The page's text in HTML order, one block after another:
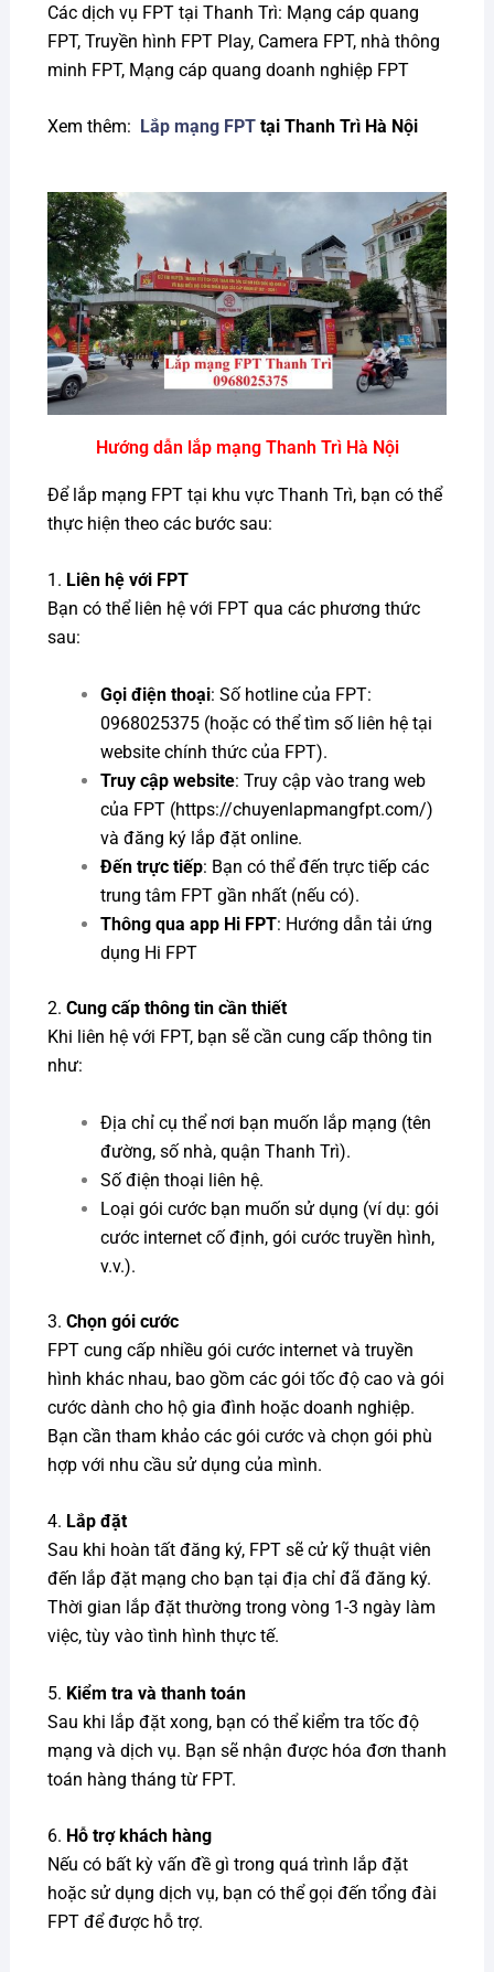
Các dịch vụ FPT tại Thanh Trì: Mạng cáp quang
FPT, Truyền hình FPT Play, Camera FPT, nhà thông
minh FPT, Mạng cáp quang doanh nghiệp FPT
Xem thêm: Lắp mạng FPTtại Thanh Trì Hà Nội
Hướng dẫn lắp mạng Thanh Trì Hà Nội
Để lắp mạng FPT tại khu vực Thanh Trì, bạn có thể
thực hiện theo các bước sau:
1. Liên hệ với FPT
Bạn có thể liên hệ với FPT qua các phương thức
sau:
Gọi điện thoại: Số hotline của FPT:
0968025375 (hoặc có thể tìm số liên hệ tại
website chính thức của FPT).
Truy cập website: Truy cập vào trang web
của FPT (https://chuyenlapmangfpt.com/)
và đăng ký lắp đặt online.
Đến trực tiếp: Bạn có thể đến trực tiếp các
trung tâm FPT gần nhất (nếu có).
Thông qua app Hi FPT: Hướng dẫn tải ứng
dụng Hi FPT
2. Cung cấp thông tin cần thiết
Khi liên hệ với FPT, bạn sẽ cần cung cấp thông tin
như:
Địa chỉ cụ thể nơi bạn muốn lắp mạng (tên
đường, số nhà, quận Thanh Trì).
Số điện thoại liên hệ.
Loại gói cước bạn muốn sử dụng (ví dụ: gói
cước internet cố định, gói cước truyền hình,
v.v.).
3. Chọn gói cước
FPT cung cấp nhiều gói cước internet và truyền
hình khác nhau, bao gồm các gói tốc độ cao và gói
cước dành cho hộ gia đình hoặc doanh nghiệp.
Bạn cần tham khảo các gói cước và chọn gói phù
hợp với nhu cầu sử dụng của mình.
4. Lắp đặt
Sau khi hoàn tất đăng ký, FPT sẽ cử kỹ thuật viên
đến lắp đặt mạng cho bạn tại địa chỉ đã đăng ký.
Thời gian lắp đặt thường trong vòng 1-3 ngày làm
việc, tùy vào tình hình thực tế.
5. Kiểm tra và thanh toán
Sau khi lắp đặt xong, bạn có thể kiểm tra tốc độ
mạng và dịch vụ. Bạn sẽ nhận được hóa đơn thanh
toán hàng tháng từ FPT.
6. Hỗ trợ khách hàng
Nếu có bất kỳ vấn đề gì trong quá trình lắp đặt
hoặc sử dụng dịch vụ, bạn có thể gọi đến tổng đài
FPT để được hỗ trợ.